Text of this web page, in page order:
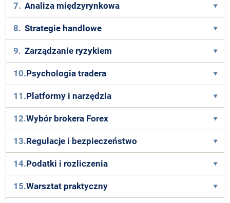
7. Analiza międzyrynkowa
8. Strategie handlowe
9. Zarządzanie ryzykiem
10.Psychologia tradera
11.Platformy i narzędzia
12.Wybór brokera Forex
13.Regulacje i bezpieczeństwo
14.Podatki i rozliczenia
15.Warsztat praktyczny